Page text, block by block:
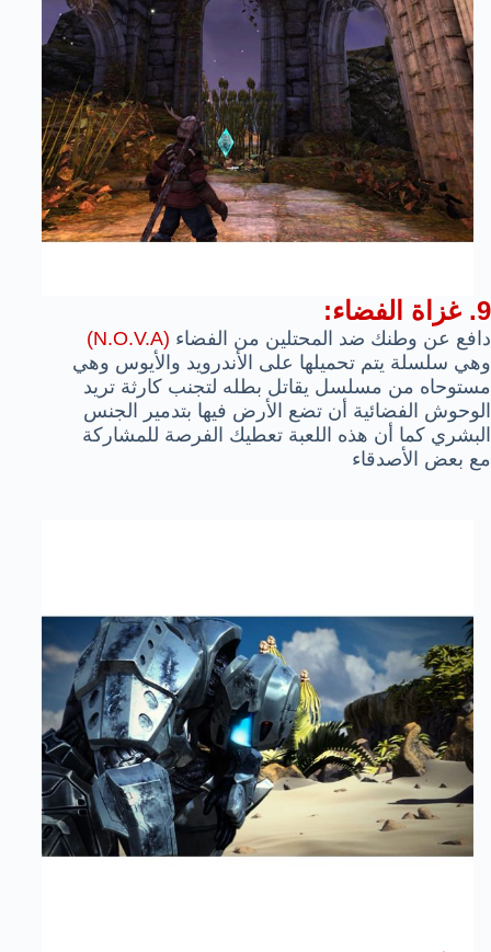
9. غزاة الفضاء:
دافع عن وطنك ضد المحتلين من الفضاء (N.O.V.A)
وهي سلسلة يتم تحميلها على الأندرويد والأيوس وهي
مستوحاه من مسلسل يقاتل بطله لتجنب كارثة تريد
الوحوش الفضائية أن تضع الأرض فيها بتدمير الجنس
البشري كما أن هذه اللعبة تعطيك الفرصة للمشاركة
مع بعض الأصدقاء